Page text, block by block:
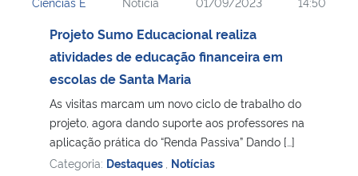
Projeto Sumo Educacional realiza
atividades de educação financeira em
escolas de Santa Maria
As visitas marcam um novo ciclo de trabalho do
projeto, agora dando suporte aos professores na
aplicação prática do “Renda Passiva” Dando […]
Categoria: Destaques Notícias